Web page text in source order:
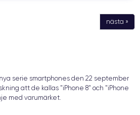
nästa »
serie smartphones den 22 september
att de kallas "iPhone 8" och "iPhone
med varumärket.